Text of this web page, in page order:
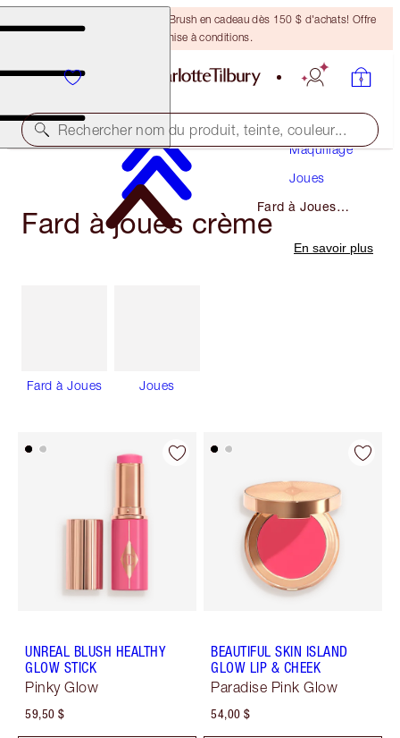
Recevez un pinceau Bronzing Brush en cadeau dès 150 $ d'achats! Offre
soumise à conditions.
Rechercher nom du produit, teinte, couleur...
Maquillage
Joues
Fard à Joues
Crème
Fard à joues crème
En savoir plus
Fard à Joues Joues
UNREAL BLUSH HEALTHY
GLOW STICK
Pinky Glow
59,50 $
BEAUTIFUL SKIN ISLAND
GLOW LIP & CHEEK
Paradise Pink Glow
54,00 $